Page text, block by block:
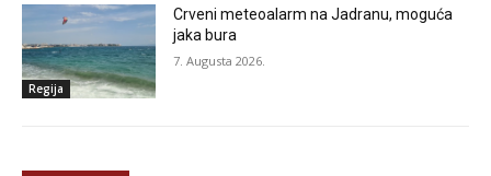
Regija
Crveni meteoalarm na Jadranu, moguća
jaka bura
7. Augusta 2026.